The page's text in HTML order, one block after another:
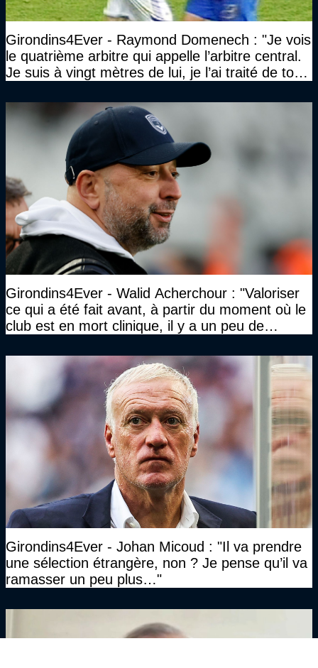
Girondins4Ever - Raymond Domenech : "Je vois
le quatrième arbitre qui appelle l’arbitre central.
Je suis à vingt mètres de lui, je l’ai traité de tous
Girondins4Ever - Walid Acherchour : "Valoriser
ce qui a été fait avant, à partir du moment où le
club est en mort clinique, il y a un peu de
Girondins4Ever - Johan Micoud : "Il va prendre
une sélection étrangère, non ? Je pense qu’il va
ramasser un peu plus…"